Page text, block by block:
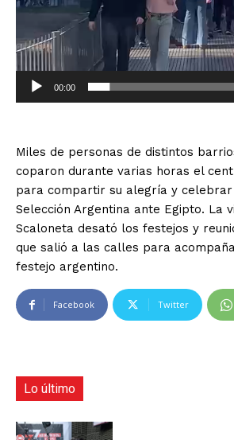
00:00
Miles de personas de distintos
coparon durante varias horas el
para compartir su alegría y
Selección Argentina ante Egipto. La
Scaloneta desató los festejos y
que salió a las calles para
festejo argentino.
Facebook Twitter
Lo último